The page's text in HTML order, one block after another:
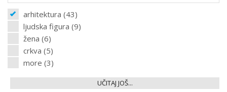
arhitektura (43)
ljudska figura (9)
žena (6)
crkva (5)
more (3)
UČITAJ JOŠ...